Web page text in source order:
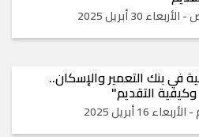
في بنك التعمير والإسكان..
التقديم"